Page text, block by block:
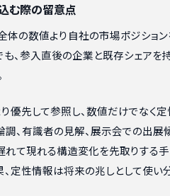
む際の留意点
体の数値より自社の市場ポジショ
も、参入直後の企業と既存シェアを
優先して参照し、数値だけでなく
、有識者の見解、展示会での出展
れて現れる構造変化を先取りする
、定性情報は将来の兆しとして使い